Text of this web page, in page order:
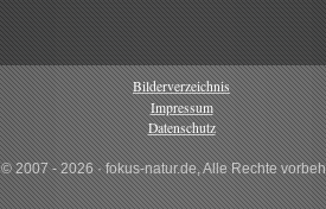
Bilderverzeichnis
Impressum
Datenschutz
© 2007 - 2026 · fokus-natur.de, Alle Rechte